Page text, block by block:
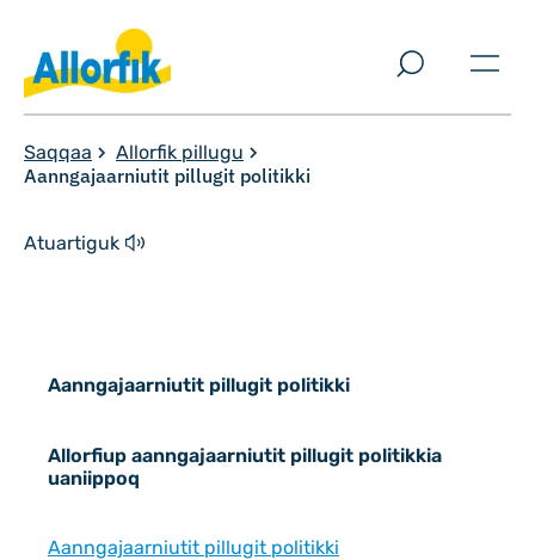
Saqqaa Allorfik pillugu
Aanngajaarniutit pillugit politikki
Atuartiguk
Aanngajaarniutit pillugit politikki
Allorfiup aanngajaarniutit pillugit
Allorfiup aanngajaarniutit pillugit politikkia
uaniippoq
Aanngajaarniutit pillugit politikki